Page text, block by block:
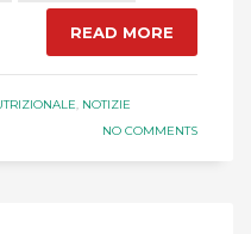
READ MORE
, NOTIZIE
NO COMMENTS